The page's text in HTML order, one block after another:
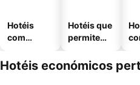
Hotéis
com
Hotéis que
permitem
Hotéis económicos